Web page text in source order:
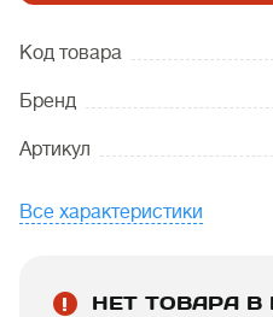
Код товара
Бренд
Артикул
Все характеристики
НЕТ ТОВАРА В